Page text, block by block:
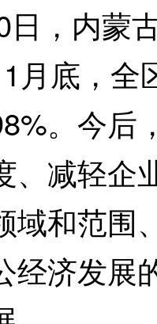
内蒙古
月底，全
。今后
、减轻企
域和范围
经济发展